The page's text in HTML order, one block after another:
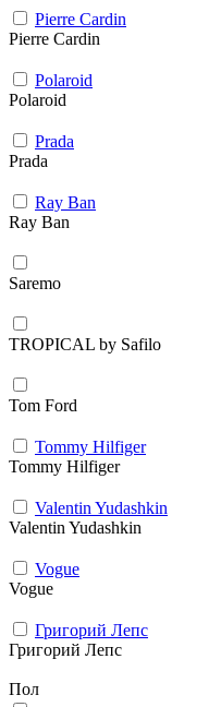
Pierre Cardin
Pierre Cardin
Polaroid
Polaroid
Prada
Prada
Ray Ban
Ray Ban
Saremo
TROPICAL by Safilo
Tom Ford
Tommy Hilfiger
Tommy Hilfiger
Valentin Yudashkin
Valentin Yudashkin
Vogue
Vogue
Григорий Лепс
Григорий Лепс
Пол